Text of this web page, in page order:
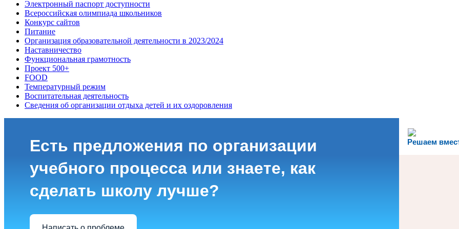
Электронный паспорт доступности
Всероссийская олимпиада школьников
Конкурс сайтов
Питание
Организация образовательной деятельности в 2023/2024
Наставничество
Функциональная грамотность
Проект 500+
FOOD
Температурный режим
Воспитательная деятельность
Сведения об организации отдыха детей и их оздоровления
Решаем
Есть предложения по организации
учебного процесса или знаете, как
сделать школу лучше?